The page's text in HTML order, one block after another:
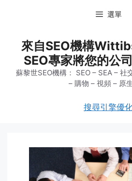
選單
來自SEO機構
SEO專家將您的公
蘇黎世SEO機構： SEO – SEA – 社
– 購物 – 視頻 – 原
搜尋引擎優